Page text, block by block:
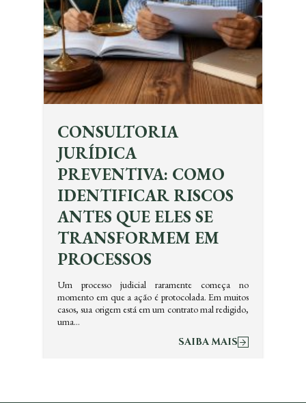
CONSULTORIA
JURÍDICA
PREVENTIVA: COMO
IDENTIFICAR RISCOS
ANTES QUE ELES SE
TRANSFORMEM EM
PROCESSOS
Um processo judicial raramente começa no
momento em que a ação é protocolada. Em muitos
casos, sua origem está em um contrato mal redigido,
uma…
SAIBA MAIS